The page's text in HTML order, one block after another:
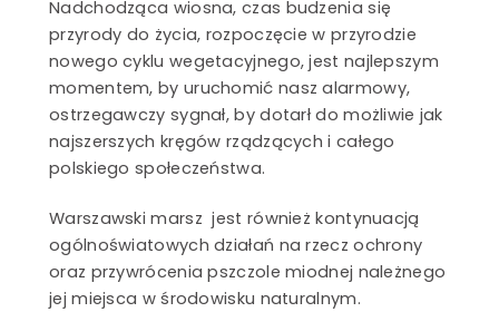
Nadchodząca wiosna, czas budzenia się
przyrody do życia, rozpoczęcie w przyrodzie
nowego cyklu wegetacyjnego, jest najlepszym
momentem, by uruchomić nasz alarmowy,
ostrzegawczy sygnał, by dotarł do możliwie jak
najszerszych kręgów rządzących i całego
polskiego społeczeństwa.
Warszawski marsz jest również kontynuacją
ogólnoświatowych działań na rzecz ochrony
oraz przywrócenia pszczole miodnej należnego
jej miejsca w środowisku naturalnym.